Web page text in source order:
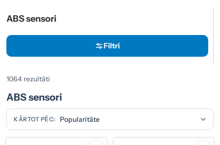
ABS sensori
Filtri
1064 rezultāti
ABS sensori
KĀRTOT PĒC: